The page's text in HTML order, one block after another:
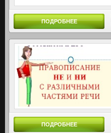
ПОДРОБНЕЕ
ПОДРОБНЕЕ